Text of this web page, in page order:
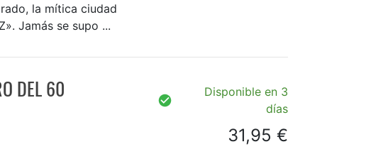
la mítica ciudad
Jamás se supo ...
DEL 60
Disponible en 3
días
31,95 €